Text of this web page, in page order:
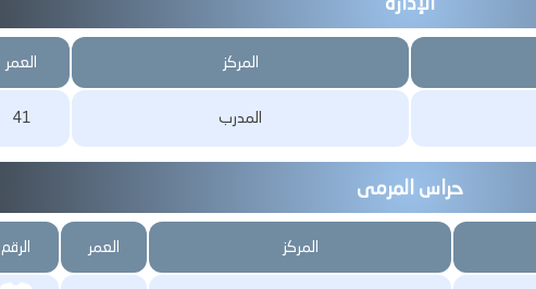
المركز العمر
المدرب 41
حراس المرمى
المركز العمر الرقم